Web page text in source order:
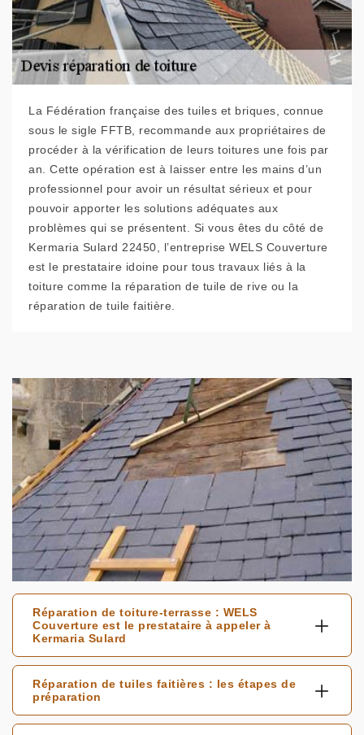
La Fédération française des tuiles et briques, connue
sous le sigle FFTB, recommande aux propriétaires de
procéder à la vérification de leurs toitures une fois par
an. Cette opération est à laisser entre les mains d’un
professionnel pour avoir un résultat sérieux et pour
pouvoir apporter les solutions adéquates aux
problèmes qui se présentent. Si vous êtes du côté de
Kermaria Sulard 22450, l’entreprise WELS Couverture
est le prestataire idoine pour tous travaux liés à la
toiture comme la réparation de tuile de rive ou la
réparation de tuile faitière.
Réparation de toiture-terrasse : WELS
Couverture est le prestataire à appeler à
Kermaria Sulard
Réparation de tuiles faitières : les étapes de
préparation